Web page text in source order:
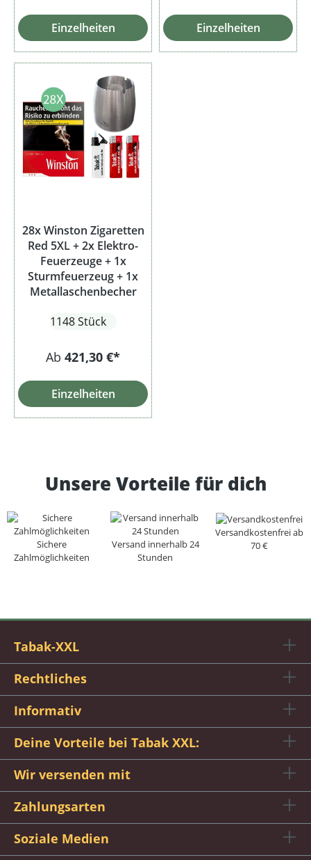
Einzelheiten Einzelheiten
28x Winston Zigaretten
Red 5XL + 2x Elektro-
Feuerzeuge + 1x
Sturmfeuerzeug + 1x
Metallaschenbecher
1148 Stück
Ab 421,30 €*
Einzelheiten
Unsere Vorteile für dich
Sichere
Zahlmöglichkeiten
Versand innerhalb 24
Stunden
Versandkostenfrei ab
70 €
Tabak-XXL
Rechtliches
Informativ
Deine Vorteile bei Tabak XXL:
Wir versenden mit
Zahlungsarten
Soziale Medien